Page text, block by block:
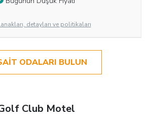
detayları ve politikaları
ODALARI BULUN
Club Motel